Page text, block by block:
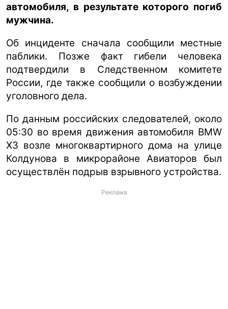
автомобиля, в результате которого погиб
мужчина.
Об инциденте сначала сообщили местные
паблики. Позже факт гибели человека
подтвердили в Следственном комитете
России, где также сообщили о возбуждении
уголовного дела.
По данным российских следователей, около
05:30 во время движения автомобиля BMW
X3 возле многоквартирного дома на улице
Колдунова в микрорайоне Авиаторов был
осуществлён подрыв взрывного устройства.
Реклама